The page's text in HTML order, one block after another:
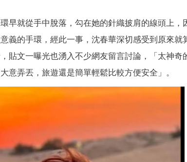
早就從手中脫落，勾在她的針織披肩的線頭上，
義的手環，經此一事，沈春華深切感受到原來就
貼文一曝光也湧入不少網友留言討論，「太神奇
意弄丟，旅遊還是簡單輕鬆比較方便安全」。